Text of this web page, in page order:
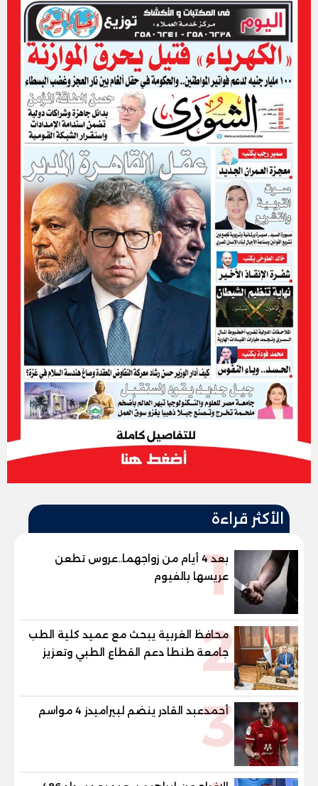
الأكثر قراءة
1
بعد 4 أيام من زواجهما..عروس تطعن
عريسها بالفيوم
2
محافظ الغربية يبحث مع عميد كلية الطب
جامعة طنطا دعم القطاع الطبي وتعزيز
الاستفادة من الخبرات الأكاديمية
3
أحمدعبد القادر ينضم لبيراميدز 4 مواسم